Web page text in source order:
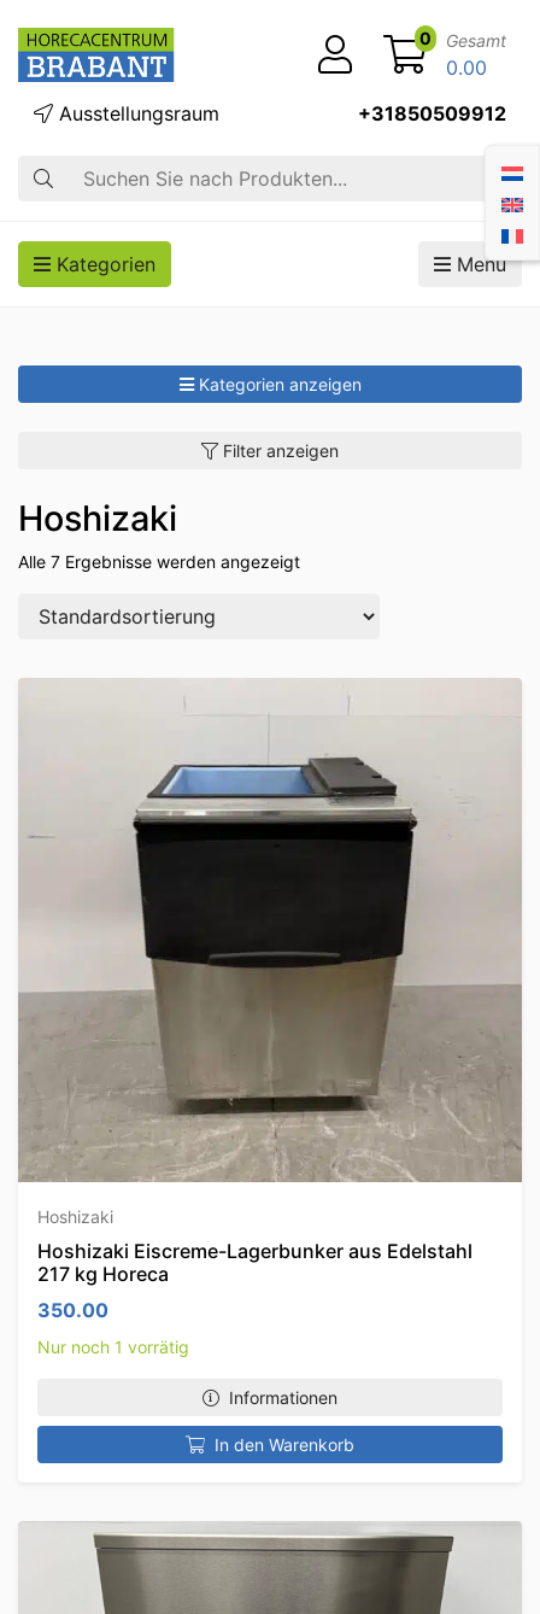
Suche
Ausstellungsraum +31850509912
0 Gesamt
0.00
Kategorien Menü
Kategorien anzeigen
Filter anzeigen
Hoshizaki
Alle 7 Ergebnisse werden angezeigt
Hoshizaki
Hoshizaki Eiscreme-Lagerbunker aus Edelstahl
217 kg Horeca
350.00
Nur noch 1 vorrätig
Informationen
In den Warenkorb